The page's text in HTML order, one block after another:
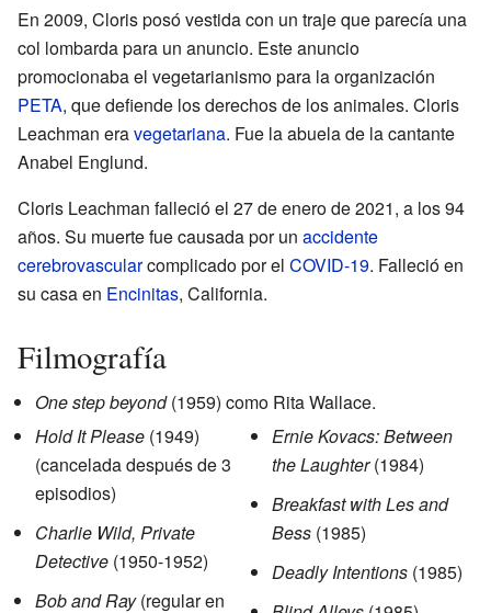
En 2009, Cloris posó vestida con un traje que parecía una
col lombarda para un anuncio. Este anuncio
promocionaba el vegetarianismo para la organización
PETA, que defiende los derechos de los animales. Cloris
Leachman eravegetariana. Fue la abuela de la cantante
Anabel Englund.
Cloris Leachman falleció el 27 de enero de 2021, a los 94
años. Su muerte fue causada por un accidente
cerebrovascularcomplicado por el COVID-19. Falleció en
su casa en Encinitas, California.
Filmografía
One step beyond(1959) como Rita Wallace.
Hold It Please (1949)
(cancelada después de 3
episodios)
Charlie Wild, Private
Detective (1950-1952)
Bob and Ray(regular en
Ernie Kovacs: Between
the Laughter(1984)
Breakfast with Les and
Bess (1985)
Deadly Intentions (1985)